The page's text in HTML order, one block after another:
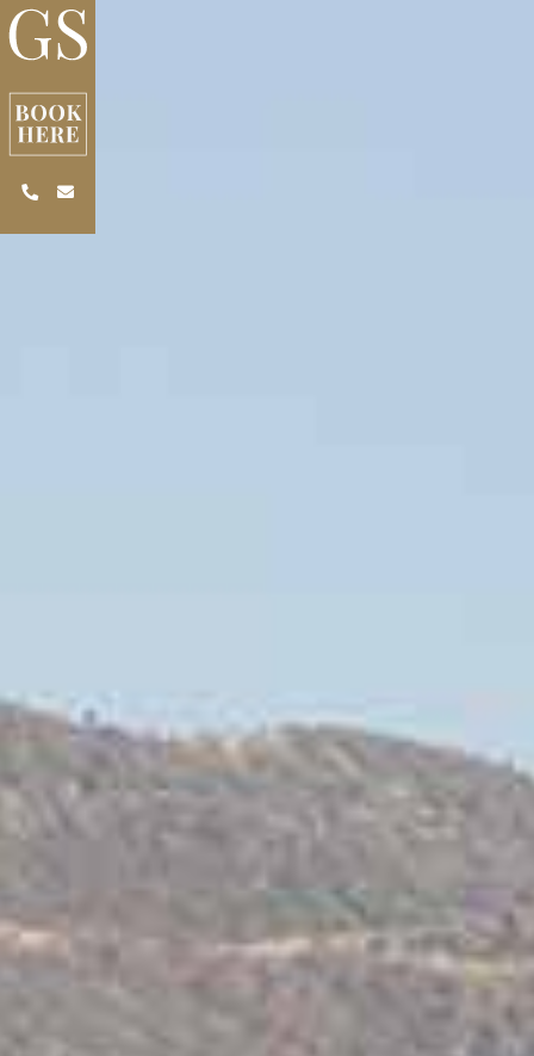
Skip to main content